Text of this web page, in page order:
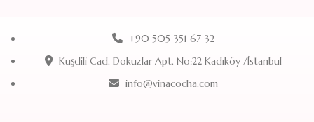
+90 505 351 67 32
Kuşdili Cad. Dokuzlar Apt. No:22 Kadıköy /İstanbul
info@vinacocha.com